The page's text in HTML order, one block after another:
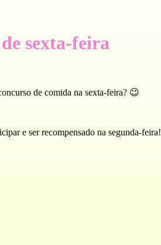
sexta-feira
de comida na sexta-feira? 😉
e ser recompensado na segunda-feira!